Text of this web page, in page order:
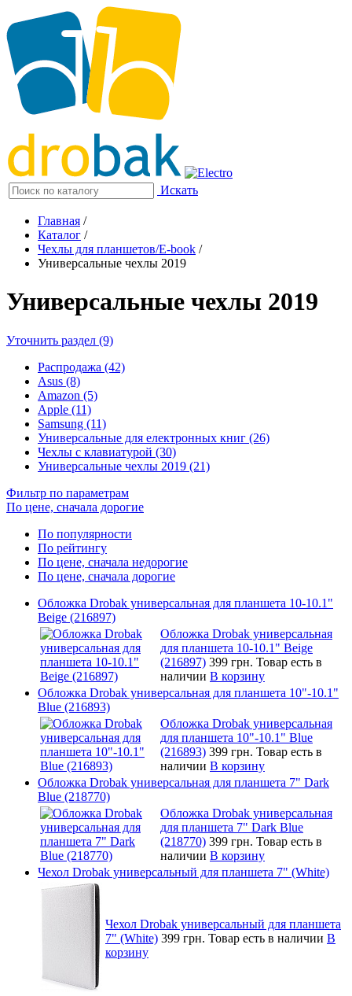
Искать
Главная /
Каталог /
Чехлы для планшетов/E-book /
Универсальные чехлы 2019
Универсальные чехлы 2019
Уточнить раздел (9)
Распродажа (42)
Asus (8)
Amazon (5)
Apple (11)
Samsung (11)
Универсальные для електронных книг (26)
Чехлы с клавиатурой (30)
Универсальные чехлы 2019 (21)
Фильтр по параметрам
По цене, сначала дорогие
По популярности
По рейтингу
По цене, сначала недорогие
По цене, сначала дорогие
Обложка Drobak универсальная для планшета 10-10.1"
Beige (216897)
Обложка Drobak универсальная
для планшета 10-10.1" Beige
(216897) 399 грн. Товар есть в
наличии В корзину
Обложка Drobak универсальная для планшета 10"-10.1"
Blue (216893)
Обложка Drobak универсальная
для планшета 10"-10.1" Blue
(216893) 399 грн. Товар есть в
наличии В корзину
Обложка Drobak универсальная для планшета 7" Dark
Blue (218770)
Обложка Drobak универсальная
для планшета 7" Dark Blue
(218770) 399 грн. Товар есть в
наличии В корзину
Чехол Drobak универсальный для планшета 7" (White)
Чехол Drobak универсальный для планшета
7" (White) 399 грн. Товар есть в наличии В
корзину